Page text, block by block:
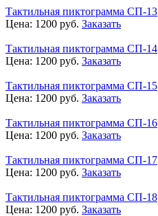
Тактильная пиктограмма СП-13
Цена: 1200 руб. Заказать
Тактильная пиктограмма СП-14
Цена: 1200 руб. Заказать
Тактильная пиктограмма СП-15
Цена: 1200 руб. Заказать
Тактильная пиктограмма СП-16
Цена: 1200 руб. Заказать
Тактильная пиктограмма СП-17
Цена: 1200 руб. Заказать
Тактильная пиктограмма СП-18
Цена: 1200 руб. Заказать